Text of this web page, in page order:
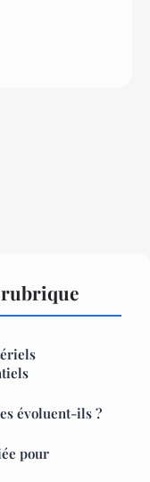
évoluent-ils ?
pour